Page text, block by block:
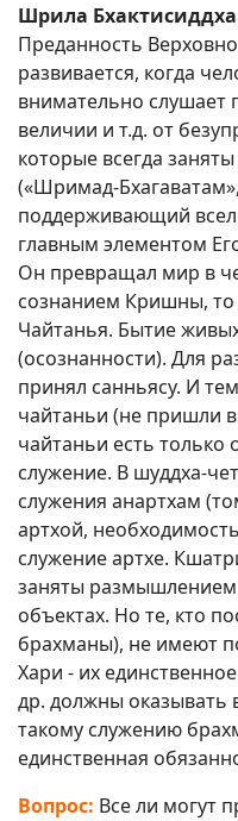
Шрила
Преданность
развивается, когда
внимательно слушает
величии и т.д. от
которые всегда
(«Шримад-Бхагаватам»,
поддерживающий
главным элементом
Он превращал мир в
сознанием Кришны,
Чайтанья. Бытие
(осознанности). Для
принял санньясу. И
чайтаньи (не пришли
чайтаньи есть только
служение. В шуддха-
служения анартхам
артхой,
служение артхе.
заняты
объектах. Но те, кто
брахманы), не имеют
Хари - их
др. должны оказывать
такому служению
единственная
Вопрос: Все ли могут